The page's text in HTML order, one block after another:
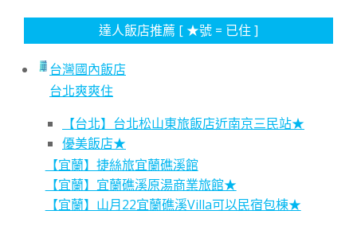
達人飯店推薦 [ ★號 = 已住 ]
台灣國內飯店
台北爽爽住
【台北】台北松山東旅飯店近南京三民站★
優美飯店★
【宜蘭】捷絲旅宜蘭礁溪館
【宜蘭】宜蘭礁溪原湯商業旅館★
【宜蘭】山月22宜蘭礁溪Villa可以民宿包棟★